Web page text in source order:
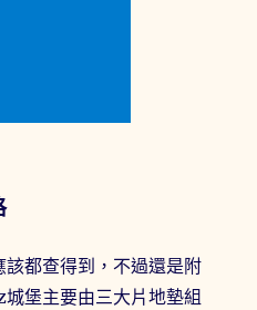
都查得到，不過還是附
堡主要由三大片地墊組